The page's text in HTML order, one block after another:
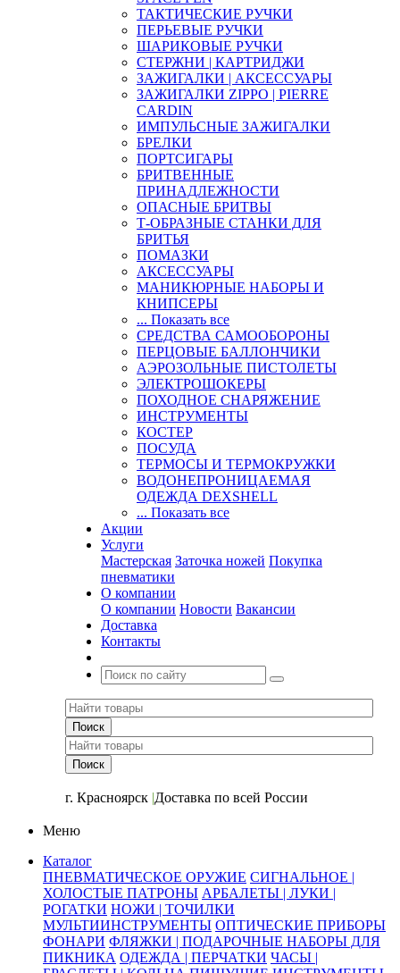
ТАКТИЧЕСКИЕ РУЧКИ
ПЕРЬЕВЫЕ РУЧКИ
ШАРИКОВЫЕ РУЧКИ
СТЕРЖНИ | КАРТРИДЖИ
ЗАЖИГАЛКИ | АКСЕССУАРЫ
ЗАЖИГАЛКИ ZIPPO | PIERRE
CARDIN
ИМПУЛЬСНЫЕ ЗАЖИГАЛКИ
БРЕЛКИ
ПОРТСИГАРЫ
БРИТВЕННЫЕ
ПРИНАДЛЕЖНОСТИ
ОПАСНЫЕ БРИТВЫ
Т-ОБРАЗНЫЕ СТАНКИ ДЛЯ
БРИТЬЯ
ПОМАЗКИ
АКСЕССУАРЫ
МАНИКЮРНЫЕ НАБОРЫ И
КНИПСЕРЫ
... Показать все
СРЕДСТВА САМООБОРОНЫ
ПЕРЦОВЫЕ БАЛЛОНЧИКИ
АЭРОЗОЛЬНЫЕ ПИСТОЛЕТЫ
ЭЛЕКТРОШОКЕРЫ
ПОХОДНОЕ СНАРЯЖЕНИЕ
ИНСТРУМЕНТЫ
КОСТЕР
ПОСУДА
ТЕРМОСЫ И ТЕРМОКРУЖКИ
ВОДОНЕПРОНИЦАЕМАЯ
ОДЕЖДА DEXSHELL
... Показать все
Акции
Услуги
Мастерская Заточка ножей Покупка
пневматики
О компании
О компании Новости Вакансии
Доставка
Контакты
г. Красноярск |Доставка по всей России
Меню
Каталог
ПНЕВМАТИЧЕСКОЕ ОРУЖИЕ СИГНАЛЬНОЕ |
ХОЛОСТЫЕ ПАТРОНЫ АРБАЛЕТЫ | ЛУКИ |
РОГАТКИ НОЖИ | ТОЧИЛКИ
МУЛЬТИИНСТРУМЕНТЫ ОПТИЧЕСКИЕ ПРИБОРЫ
ФОНАРИ ФЛЯЖКИ | ПОДАРОЧНЫЕ НАБОРЫ ДЛЯ
ПИКНИКА ОДЕЖДА | ПЕРЧАТКИ ЧАСЫ |